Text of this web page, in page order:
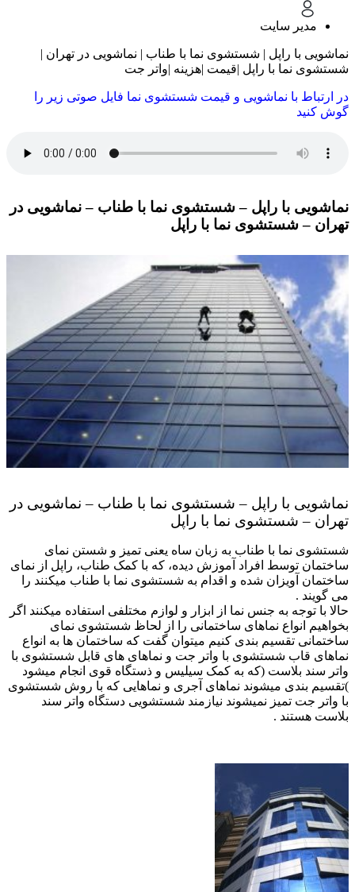
مدیر سایت
نماشویی با راپل | شستشوی نما با طناب | نماشویی در تهران |
شستشوی نما با راپل |قیمت |هزینه |واتر جت
در ارتباط با نماشویی و قیمت شستشوی نما فایل صوتی زیر را
گوش کنید
نماشویی با راپل – شستشوی نما با طناب – نماشویی در
تهران – شستشوی نما با راپل
نماشویی با راپل – شستشوی نما با طناب – نماشویی در
تهران – شستشوی نما با راپل
شستشوی نما با طناب به زبان ساه یعنی تمیز و شستن نمای
ساختمان توسط افراد آموزش دیده، که با کمک طناب، راپل از نمای
ساختمان آویزان شده و اقدام به شستشوی نما با طناب میکنند را
می گویند .
حالا با توجه به جنس نما از ابزار و لوازم مختلفی استفاده میکنند اگر
بخواهیم انواع نماهای ساختمانی را از لحاظ شستشوی نمای
ساختمانی تقسیم بندی کنیم میتوان گفت که ساختمان ها به انواع
نماهای قاب شستشوی با واتر جت و نماهای های قابل شستشوی با
واتر سند بلاست (که به کمک سیلیس و ذستگاه قوی انجام میشود
)تقسیم بندی میشوند نماهای آجری و نماهایی که با روش شستشوی
با واتر جت تمیز نمیشوند نیازمند شستشویی دستگاه واتر سند
بلاست هستند .